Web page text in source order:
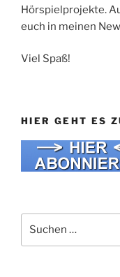
Hörspielprojekte.
euch in meinen
Viel Spaß!
HIER GEHT ES
nach: